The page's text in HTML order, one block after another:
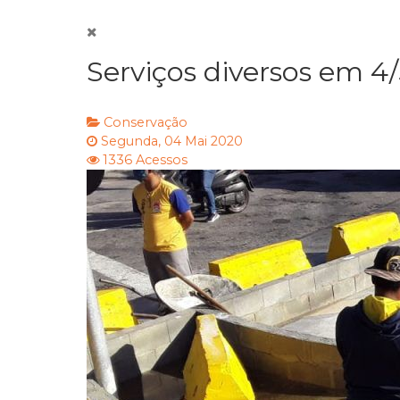
Serviços diversos em
Conservação
Segunda, 04 Mai 2020
1336 Acessos